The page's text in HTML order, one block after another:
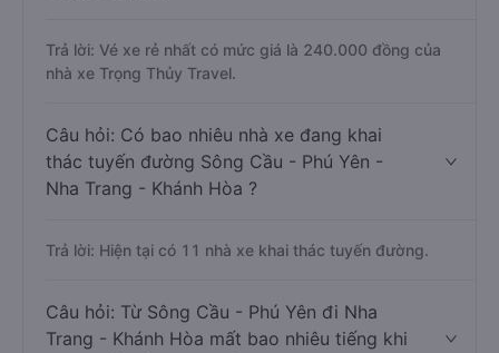
Trả lời: Vé xe rẻ nhất có mức giá là 240.000 đồng của
nhà xe Trọng Thủy Travel.
Câu hỏi: Có bao nhiêu nhà xe đang khai
thác tuyến đường Sông Cầu - Phú Yên -
Nha Trang - Khánh Hòa ?
Trả lời: Hiện tại có 11 nhà xe khai thác tuyến đường.
Câu hỏi: Từ Sông Cầu - Phú Yên đi Nha
Trang - Khánh Hòa mất bao nhiêu tiếng khi